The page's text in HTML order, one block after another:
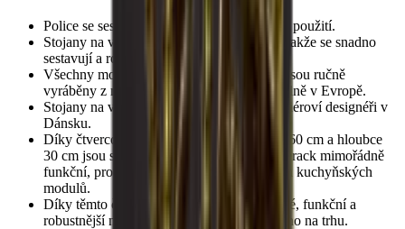
Police se sestaví tak, aby byly připraveny k použití.
Stojany na víno Caverack jsou modulární, takže se snadno
sestavují a rozšiřují podle potřeby.
Všechny moduly a příslušenství Caverack jsou ručně
vyráběny z masivního dřeva v truhlářské dílně v Evropě.
Stojany na víno Caverack navrhli naši interiéroví designéři v
Dánsku.
Díky čtvercovému rámu o rozměrech 60 x 60 cm a hloubce
30 cm jsou standardní stojany na víno Caverack mimořádně
funkční, protože se hodí do vašich ostatních kuchyňských
modulů.
Díky těmto čtvercovým policím jsou stylové, funkční a
robustnější než mnoho jiných stojanů na víno na trhu.